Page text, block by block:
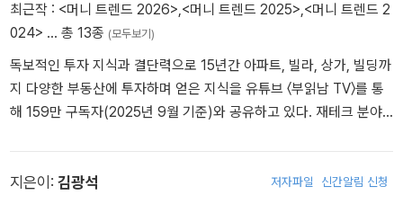
최근작 : <머니 트렌드 2026>,<머니 트렌드 2025>,<머니 트렌드 2
024> … 총 13종 (모두보기)
독보적인 투자 지식과 결단력으로 15년간 아파트, 빌라, 상가, 빌딩까
지 다양한 부동산에 투자하며 얻은 지식을 유튜브 〈부읽남 TV〉를 통
해 159만 구독자(2025년 9월 기준)와 공유하고 있다. 재테크 분야
지은이: 김광석 저자파일 신간알림 신청